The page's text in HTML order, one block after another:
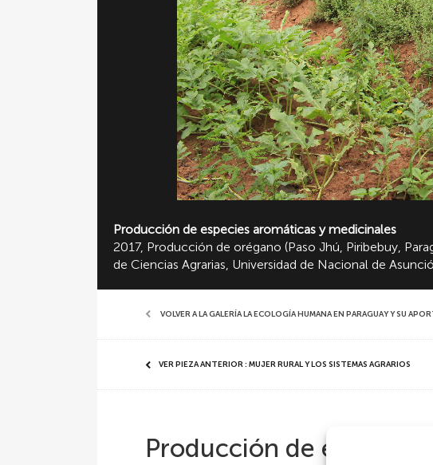
Producción de especies aromáticas y medicinales
2017, Producción de orégano (Paso Jhú, Piribebuy,
de Ciencias Agrarias, Universidad de Nacional de
VOLVER A LA GALERÍA LA ECOLOGÍA HUMANA EN PARAGUAY Y SU
VER PIEZA ANTERIOR : MUJER RURAL Y LOS SISTEMAS AGRARIOS
Producción de